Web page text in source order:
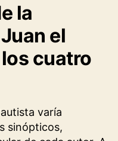
la
el
cuatro
varía
sinópticos,